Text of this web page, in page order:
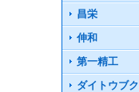
昌栄
伸和
第一精工
ダイトウブク